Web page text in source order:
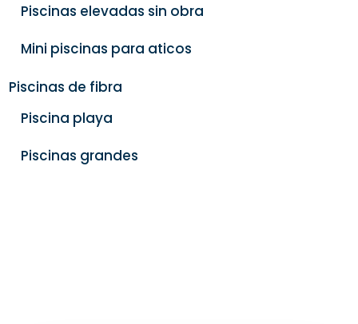
Piscinas elevadas sin obra
Mini piscinas para aticos
Piscinas de fibra
Piscina playa
Piscinas grandes